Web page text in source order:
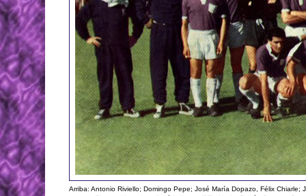
Arriba: Antonio Riviello; Domingo Pepe; José María Dopazo, Félix